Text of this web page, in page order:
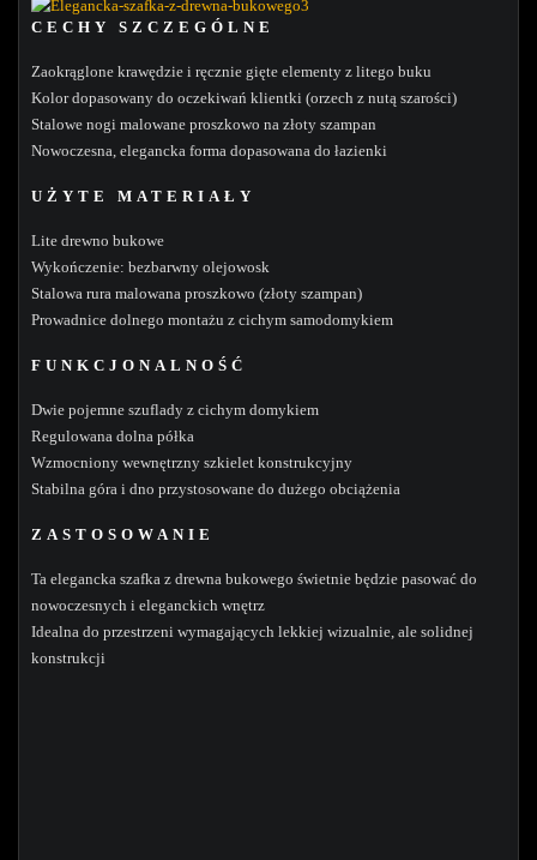
CECHY SZCZEGÓLNE
Zaokrąglone krawędzie i ręcznie gięte elementy z litego buku
Kolor dopasowany do oczekiwań klientki (orzech z nutą szarości)
Stalowe nogi malowane proszkowo na złoty szampan
Nowoczesna, elegancka forma dopasowana do łazienki
UŻYTE MATERIAŁY
Lite drewno bukowe
Wykończenie: bezbarwny olejowosk
Stalowa rura malowana proszkowo (złoty szampan)
Prowadnice dolnego montażu z cichym samodomykiem
FUNKCJONALNOŚĆ
Dwie pojemne szuflady z cichym domykiem
Regulowana dolna półka
Wzmocniony wewnętrzny szkielet konstrukcyjny
Stabilna góra i dno przystosowane do dużego obciążenia
ZASTOSOWANIE
Ta elegancka szafka z drewna bukowego świetnie będzie pasować do
nowoczesnych i eleganckich wnętrz
Idealna do przestrzeni wymagających lekkiej wizualnie, ale solidnej
konstrukcji